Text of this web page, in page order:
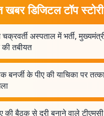
खबर डिजिटल टॉप स्टोरी
अस्पताल में भर्ती,
तबीयत
बनर्जी के पीए की याचिका पर
की बैठक से दूरी बनाने वाले